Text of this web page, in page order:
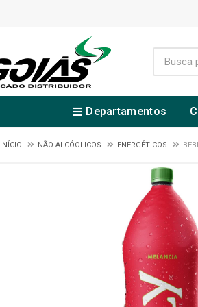
Departamentos
INÍCIO NÃO ALCÓOLICOS ENERGÉTICOS